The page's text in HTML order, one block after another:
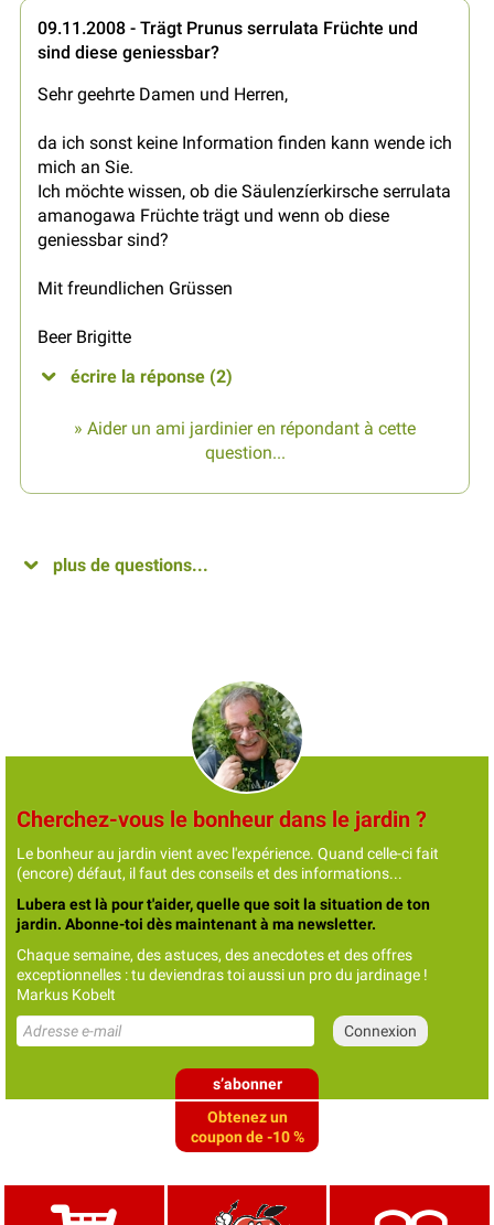
09.11.2008 - Trägt Prunus serrulata Früchte und
sind diese geniessbar?
Sehr geehrte Damen und Herren,
da ich sonst keine Information finden kann wende ich
mich an Sie.
Ich möchte wissen, ob die Säulenzíerkirsche serrulata
amanogawa Früchte trägt und wenn ob diese
geniessbar sind?
Mit freundlichen Grüssen
Beer Brigitte
écrire la réponse (2)
» Aider un ami jardinier en répondant à cette
question...
plus de questions...
Cherchez-vous le bonheur dans le jardin ?
Le bonheur au jardin vient avec l'expérience. Quand celle-ci fait
(encore) défaut, il faut des conseils et des informations...
Lubera est là pour t'aider, quelle que soit la situation de ton
jardin. Abonne-toi dès maintenant à ma newsletter.
Chaque semaine, des astuces, des anecdotes et des offres
exceptionnelles : tu deviendras toi aussi un pro du jardinage !
Markus Kobelt
s’abonner
Obtenez un
coupon de -10 %